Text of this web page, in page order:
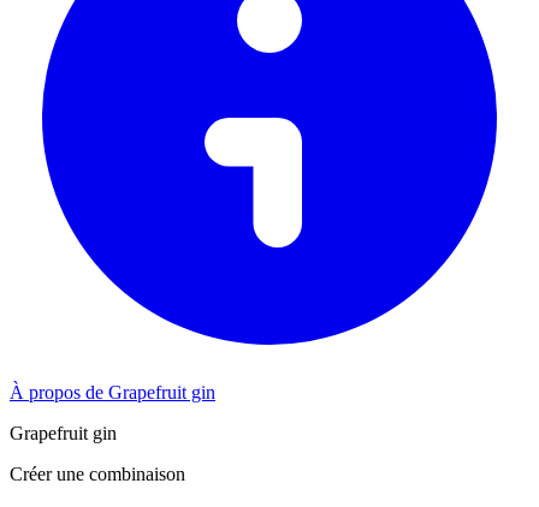
À propos de Grapefruit gin
Grapefruit gin
Créer une combinaison